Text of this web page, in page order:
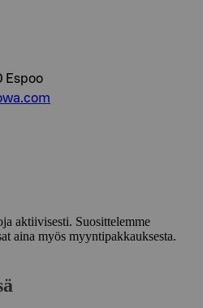
Espoo
aktiivisesti. Suosittelemme
aina myös myyntipakkauksesta.